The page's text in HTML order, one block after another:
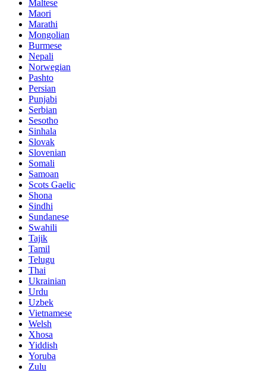
Maltese
Maori
Marathi
Mongolian
Burmese
Nepali
Norwegian
Pashto
Persian
Punjabi
Serbian
Sesotho
Sinhala
Slovak
Slovenian
Somali
Samoan
Scots Gaelic
Shona
Sindhi
Sundanese
Swahili
Tajik
Tamil
Telugu
Thai
Ukrainian
Urdu
Uzbek
Vietnamese
Welsh
Xhosa
Yiddish
Yoruba
Zulu